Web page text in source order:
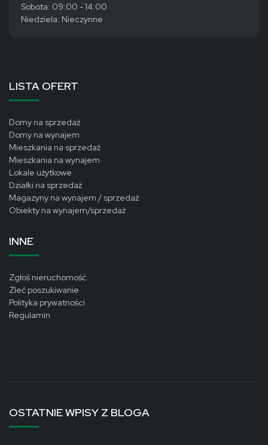
Sobota: 09:00 - 14:00
Niedziela: Nieczynne
LISTA OFERT
Domy na sprzedaż
Domy na wynajem
Mieszkania na sprzedaż
Mieszkania na wynajem
Lokale użytkowe
Działki na sprzedaż
Magazyny na wynajem / sprzedaż
Obiekty na wynajem/sprzedaż
INNE
Zgłoś nieruchomość
Zleć poszukiwanie
Polityka prywatności
Regulamin
OSTATNIE WPISY Z BLOGA